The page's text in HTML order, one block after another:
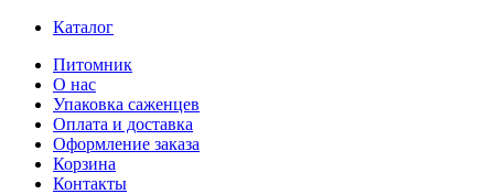
Каталог
Питомник
О нас
Упаковка саженцев
Оплата и доставка
Оформление заказа
Корзина
Контакты